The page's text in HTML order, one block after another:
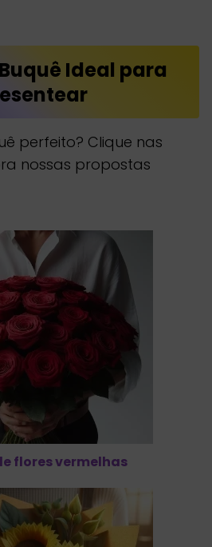
Ideal para
perfeito? Clique nas
nossas propostas
flores vermelhas